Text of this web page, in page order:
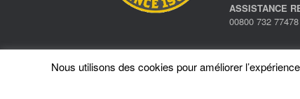
ASSISTANCE
00800 732 77478
Nous utilisons des cookies pour améliorer